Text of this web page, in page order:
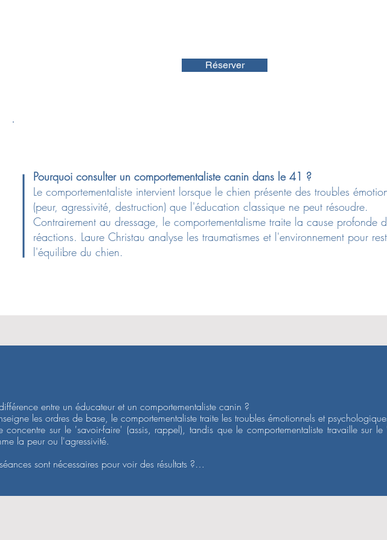
Réserver
Pourquoi consulter un comportementaliste canin dans le 41 ?
Le comportementaliste intervient lorsque le chien présente des troubles
(peur, agressivité, destruction) que l'éducation classique ne peut résoudre.
Contrairement au dressage, le comportementalisme traite la cause profonde
réactions. Laure Christau analyse les traumatismes et l'environnement pour
l'équilibre du chien.
entre un éducateur et un comportementaliste canin ?
les ordres de base, le comportementaliste traite les troubles émotionnels et
concentre sur le 'savoir-faire' (assis, rappel), tandis que le comportementaliste travaille sur
la peur ou l'agressivité.
sont nécessaires pour voir des résultats ?